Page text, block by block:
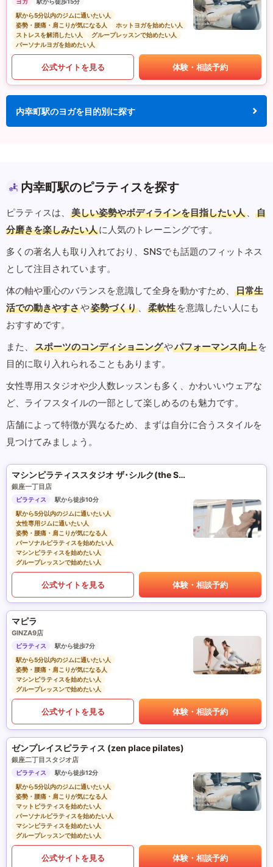
ヨガ
駅から徒歩15分
駅から5分以内のジムに通いたい人
姿勢・腰痛・肩こりが気になる人
ホットヨガを始めたい人
ストレスを解消したい人
グループレッスンで始めたい人
パーソナルヨガを始めたい人
公式サイトを見る 体験・相談予約
内幸町駅のヨガを目的別に探す
内幸町駅のピラティスを探す
ピラティスは、 美しい姿勢やボディラインを目指したい人 、
自
分磨きを楽しみたい人に人気のトレーニングです。
多くの著名人も取り入れており、SNSでも話題のフィットネス
として注目されています。
体の軸や重心のバランスを意識して全身を動かすため、
日常生
活での動きやすさや姿勢づくり 、 柔軟性 を意識したい人にも
おすすめです。
また、
スポーツのコンディショニングやパフォーマンス向上 を
目的に取り入れられることもあります。
女性専用スタジオや少人数レッスンも多く、かわいいウェアな
ど、ライフスタイルの一部として楽しめるのも魅力です。
店舗によって特徴が異なるため、まずは自分に合うスタイルを
見つけてみましょう。
マシンピラティススタジオ ザ･シルク(the SILK)
銀座一丁目店
ピラティス
駅から徒歩10分
駅から5分以内のジムに通いたい人
女性専用ジムに通いたい人
姿勢・腰痛・肩こりが気になる人
パーソナルピラティスを始めたい人
マシンピラティスを始めたい人
グループレッスンで始めたい人
公式サイトを見る 体験・相談予約
マピラ
GINZA9店
ピラティス
駅から徒歩7分
駅から5分以内のジムに通いたい人
姿勢・腰痛・肩こりが気になる人
マシンピラティスを始めたい人
グループレッスンで始めたい人
公式サイトを見る 体験・相談予約
ゼンプレイスピラティス (zen place pilates)
銀座二丁目スタジオ店
ピラティス
駅から徒歩12分
駅から5分以内のジムに通いたい人
姿勢・腰痛・肩こりが気になる人
マットピラティスを始めたい人
パーソナルピラティスを始めたい人
マシンピラティスを始めたい人
グループレッスンで始めたい人
公式サイトを見る 体験・相談予約